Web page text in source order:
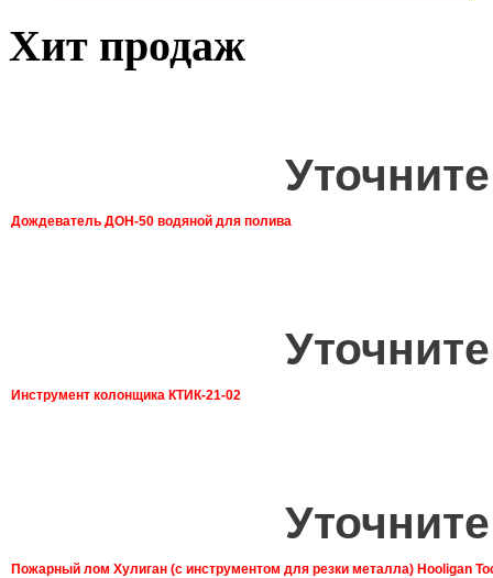
Хит продаж
Дождеватель ДОН-50 водяной для полива
Инструмент колонщика КТИК-21-02
Пожарный лом Хулиган (с инструментом для резки металла) Hooligan